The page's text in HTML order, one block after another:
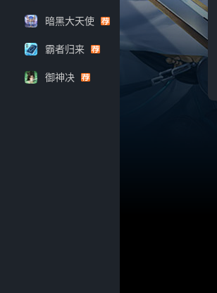
暗黑大天使
霸者归来
御神决